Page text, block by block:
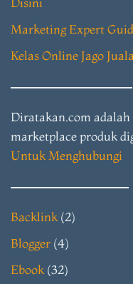
Marketing Expert
Kelas Online Jago
Diratakan.com adalah
marketplace produk
Untuk Menghubungi
Backlink (2)
Blogger (4)
Ebook (32)